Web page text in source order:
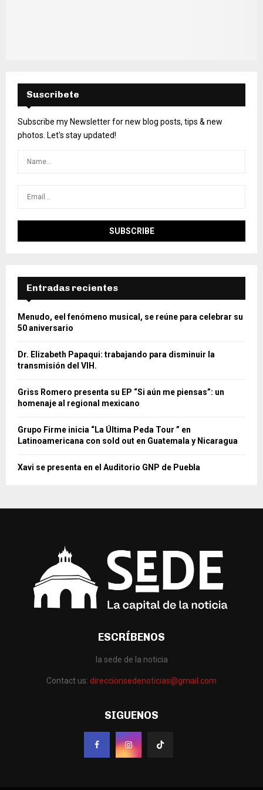
Suscribete
Subscribe my Newsletter for new blog posts, tips & new
photos. Let's stay updated!
Entradas recientes
Menudo, eel fenómeno musical, se reúne para celebrar su
50 aniversario
Dr. Elizabeth Papaqui: trabajando para disminuir la
transmisión del VIH.
Griss Romero presenta su EP “Si aún me piensas”: un
homenaje al regional mexicano
Grupo Firme inicia “La Última Peda Tour ” en
Latinoamericana con sold out en Guatemala y Nicaragua
Xavi se presenta en el Auditorio GNP de Puebla
ESCRÍBENOS
la sede de la noticia
Contact us: direccionsedenoticias@gmail.com
SIGUENOS